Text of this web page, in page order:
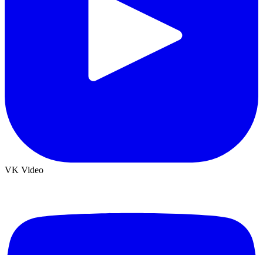
VK Video